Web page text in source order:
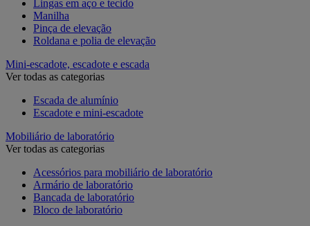
Lingas em aço e tecido
Manilha
Pinça de elevação
Roldana e polia de elevação
Mini-escadote, escadote e escada
Ver todas as categorias
Escada de alumínio
Escadote e mini-escadote
Mobiliário de laboratório
Ver todas as categorias
Acessórios para mobiliário de laboratório
Armário de laboratório
Bancada de laboratório
Bloco de laboratório